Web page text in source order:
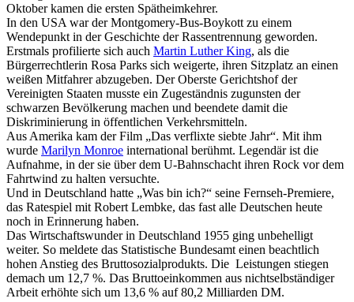
Oktober kamen die ersten Spätheimkehrer.
In den USA war der Montgomery-Bus-Boykott zu einem
Wendepunkt in der Geschichte der Rassentrennung geworden.
Erstmals profilierte sich auch Martin Luther King, als die
Bürgerrechtlerin Rosa Parks sich weigerte, ihren Sitzplatz an einen
weißen Mitfahrer abzugeben. Der Oberste Gerichtshof der
Vereinigten Staaten musste ein Zugeständnis zugunsten der
schwarzen Bevölkerung machen und beendete damit die
Diskriminierung in öffentlichen Verkehrsmitteln.
Aus Amerika kam der Film „Das verflixte siebte Jahr“. Mit ihm
wurde Marilyn Monroe international berühmt. Legendär ist die
Aufnahme, in der sie über dem U-Bahnschacht ihren Rock vor dem
Fahrtwind zu halten versuchte.
Und in Deutschland hatte „Was bin ich?“ seine Fernseh-Premiere,
das Ratespiel mit Robert Lembke, das fast alle Deutschen heute
noch in Erinnerung haben.
Das Wirtschaftswunder in Deutschland 1955 ging unbehelligt
weiter. So meldete das Statistische Bundesamt einen beachtlich
hohen Anstieg des Bruttosozialprodukts. Die Leistungen stiegen
demach um 12,7 %. Das Bruttoeinkommen aus nichtselbständiger
Arbeit erhöhte sich um 13,6 % auf 80,2 Milliarden DM.